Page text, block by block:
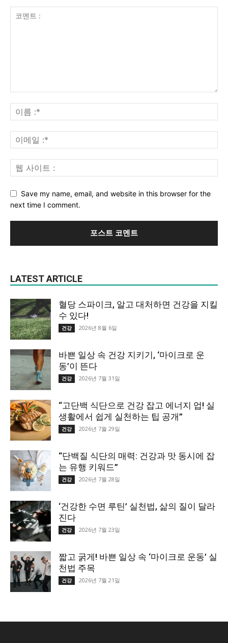
Save my name, email, and website in this browser for the
next time I comment.
LATEST ARTICLE
혈당 스파이크, 알고 대처하면 건강을 지킬
수 있다!
건강 2026년 8월 6일
바쁜 일상 속 건강 지키기, ‘마이크로 운
동’이 뜬다
건강 2026년 7월 31일
“고단백 식단으로 건강 잡고 에너지 업! 실
생활에서 쉽게 실천하는 팁 공개”
건강 2026년 7월 29일
“단백질 식단의 매력: 건강과 맛 동시에 잡
는 유행 키워드”
건강 2026년 7월 28일
‘건강한 수면 루틴’ 실천법, 삶의 질이 달라
진다
건강 2026년 7월 23일
짧고 굵게! 바쁜 일상 속 ‘마이크로 운동’ 실
천법 주목
건강 2026년 7월 21일